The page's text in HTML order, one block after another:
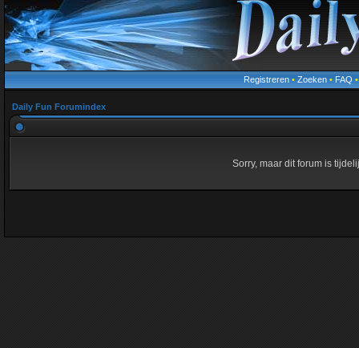
Registreren • Zoeken • FAQ
Daily Fun Forumindex
Sorry, maar dit forum is